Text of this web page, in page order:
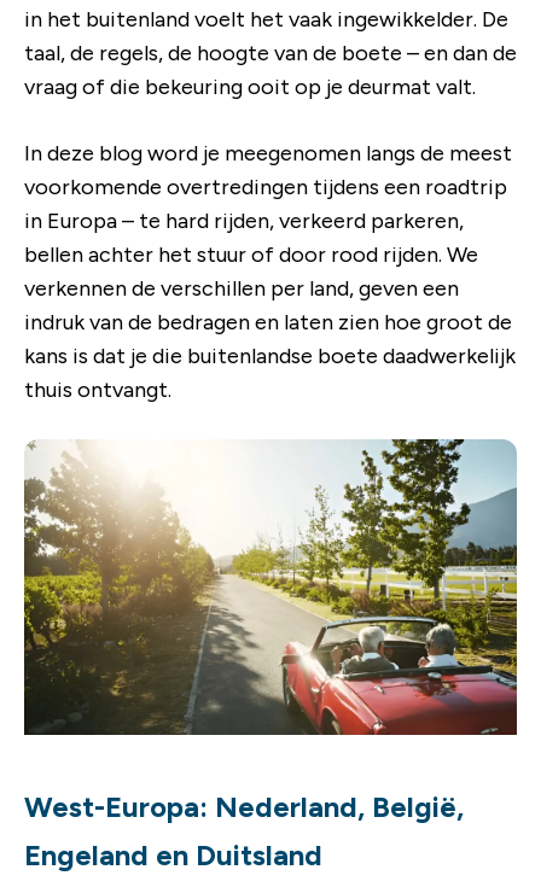
in het buitenland voelt het vaak ingewikkelder. De
taal, de regels, de hoogte van de boete – en dan de
vraag of die bekeuring ooit op je deurmat valt.
In deze blog word je meegenomen langs de meest
voorkomende overtredingen tijdens een roadtrip
in Europa – te hard rijden, verkeerd parkeren,
bellen achter het stuur of door rood rijden. We
verkennen de verschillen per land, geven een
indruk van de bedragen en laten zien hoe groot de
kans is dat je die buitenlandse boete daadwerkelijk
thuis ontvangt.
West-Europa: Nederland, België,
Engeland en Duitsland